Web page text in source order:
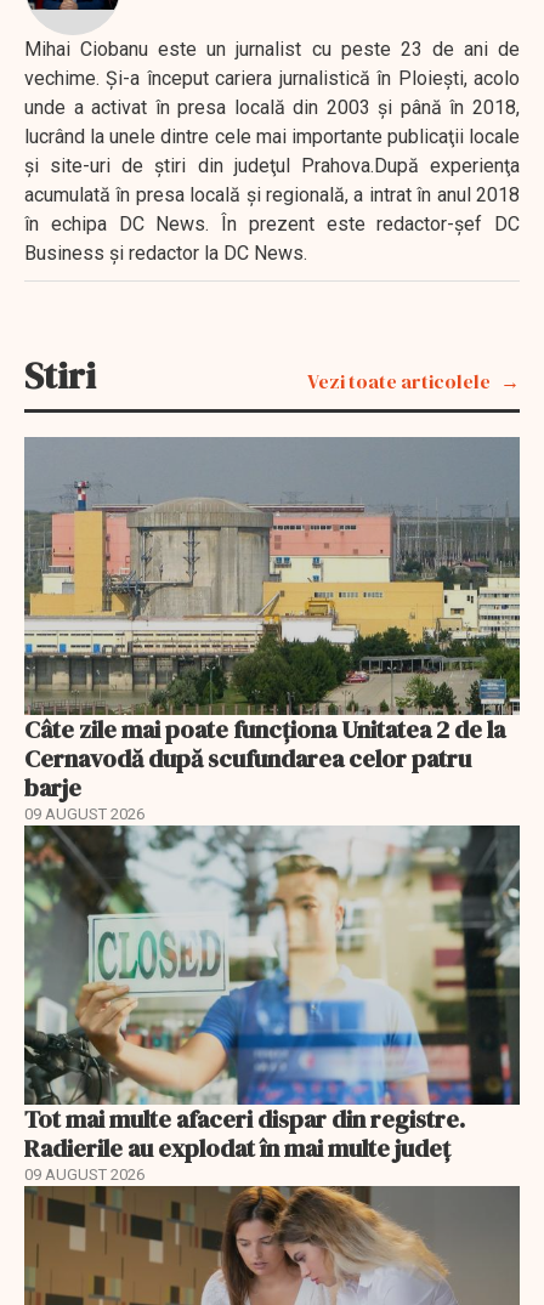
Mihai Ciobanu este un jurnalist cu peste 23 de ani de
vechime. Şi-a început cariera jurnalistică în Ploieşti, acolo
unde a activat în presa locală din 2003 şi până în 2018,
lucrând la unele dintre cele mai importante publicaţii locale
şi site-uri de ştiri din judeţul Prahova.După experienţa
acumulată în presa locală şi regională, a intrat în anul 2018
în echipa DC News. În prezent este redactor-şef DC
Business şi redactor la DC News.
Stiri Vezi toate articolele
Câte zile mai poate funcționa Unitatea 2 de la
Cernavodă după scufundarea celor patru
barje
09 AUGUST 2026
Tot mai multe afaceri dispar din registre.
Radierile au explodat în mai multe județ
09 AUGUST 2026